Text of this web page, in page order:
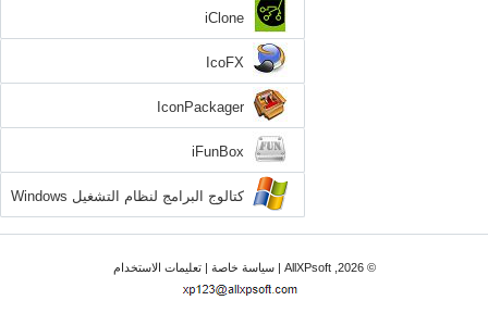
iClone
IcoFX
IconPackager
iFunBox
كتالوج البرامج لنظام التشغيل Windows
XP
© 2026, AllXPsoft | سياسة خاصة|تعليمات الاستخدام